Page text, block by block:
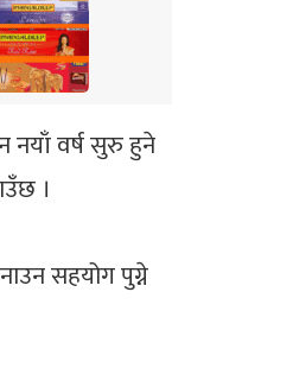
नयाँ वर्ष सुरु हुने
।
सहयोग पुग्ने